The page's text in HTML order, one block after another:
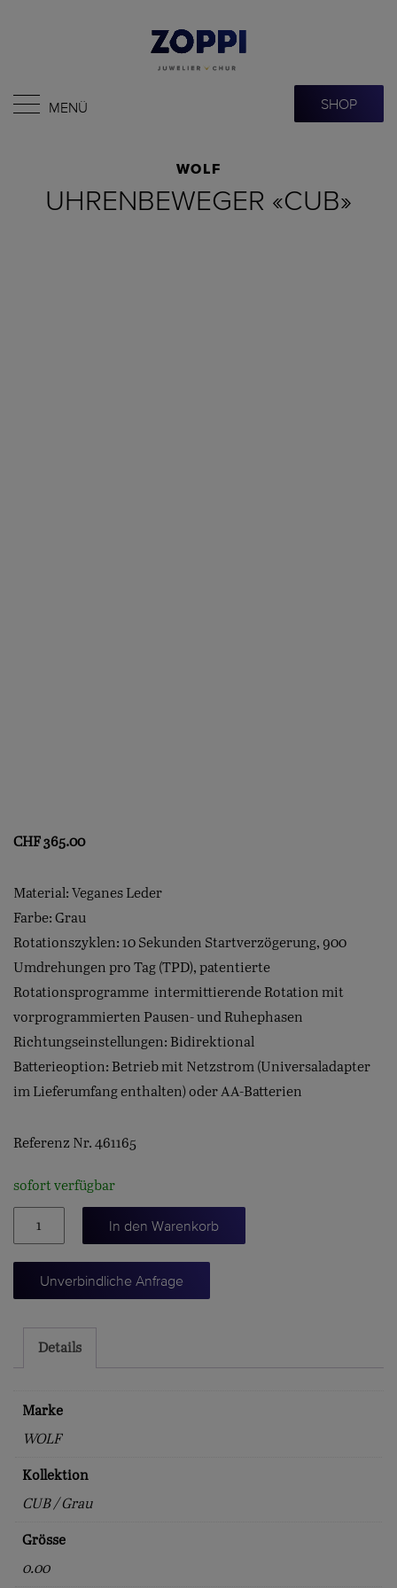
MENÜ SHOP
WOLF
UHRENBEWEGER «CUB»
CHF365.00
Material: Veganes Leder
Farbe: Grau
Rotationszyklen: 10 Sekunden Startverzögerung, 900
Umdrehungen pro Tag (TPD), patentierte
Rotationsprogramme  intermittierende Rotation mit
vorprogrammierten Pausen- und Ruhephasen
Richtungseinstellungen: Bidirektional
Batterieoption: Betrieb mit Netzstrom (Universaladapter
im Lieferumfang enthalten) oder AA-Batterien
Referenz Nr. 461165
sofort verfügbar
UHRENBEWEGER
"CUB"
Menge
In den Warenkorb
Unverbindliche Anfrage
Details
Marke
WOLF
Kollektion
CUB / Grau
Grösse
0.00